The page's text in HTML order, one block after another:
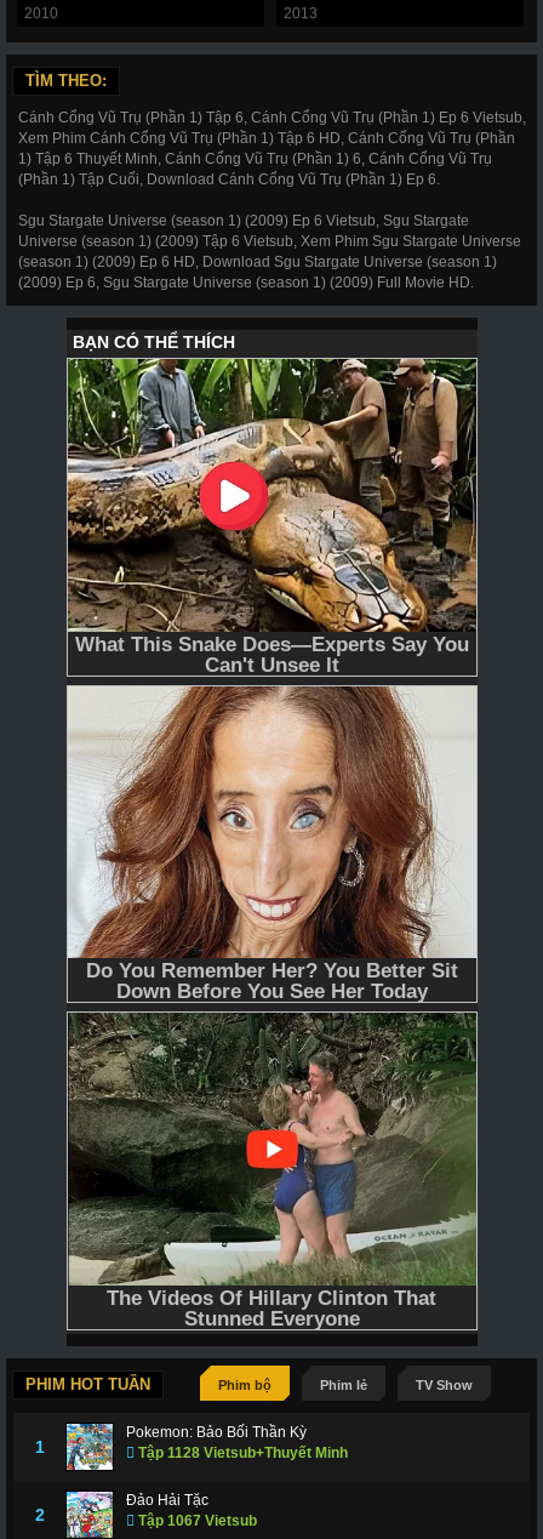
2010 2013
TÌM THEO:
Cánh Cổng Vũ Trụ (Phần 1) Tập 6, Cánh Cổng Vũ Trụ (Phần 1) Ep 6 Vietsub,
Xem Phim Cánh Cổng Vũ Trụ (Phần 1) Tập 6 HD, Cánh Cổng Vũ Trụ (Phần
1) Tập 6 Thuyết Minh, Cánh Cổng Vũ Trụ (Phần 1) 6, Cánh Cổng Vũ Trụ
(Phần 1) Tập Cuối, Download Cánh Cổng Vũ Trụ (Phần 1) Ep 6.
Sgu Stargate Universe (season 1) (2009) Ep 6 Vietsub, Sgu Stargate
Universe (season 1) (2009) Tập 6 Vietsub, Xem Phim Sgu Stargate Universe
(season 1) (2009) Ep 6 HD, Download Sgu Stargate Universe (season 1)
(2009) Ep 6, Sgu Stargate Universe (season 1) (2009) Full Movie HD.
PHIM HOT TUẦN Phim bộ Phim lẻ TV Show
1
Pokemon: Bảo Bối Thần Kỳ
Tập 1128 Vietsub+Thuyết Minh
2
Đảo Hải Tặc
Tập 1067 Vietsub